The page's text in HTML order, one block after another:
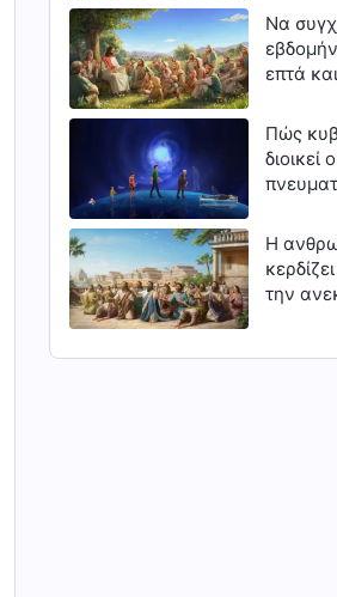
άνθρωπο
Να
επτά
Πώς
διοικεί
ζωής
των
πίστης
Η
την